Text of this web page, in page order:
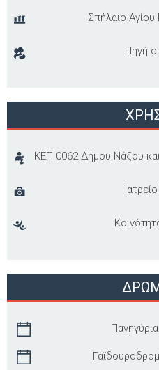
Σπήλαιο Αγίου
Πηγή
ΚΕΠ 0062 Δήμου Νάξου